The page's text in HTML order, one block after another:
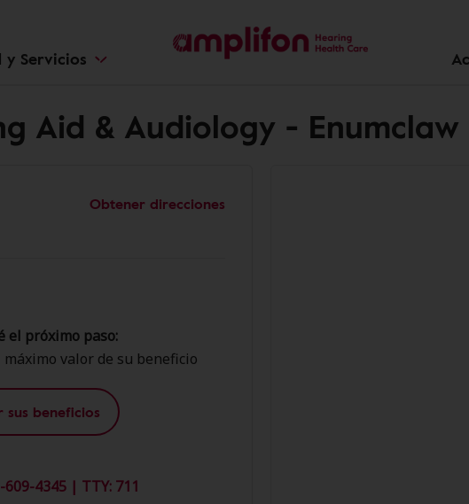
y Servicios
Aid & Audiology - Enumclaw
Obtener direcciones
el próximo paso:
valor de su beneficio
beneficios
609-4345 | TTY: 711